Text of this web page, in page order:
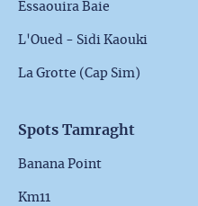
Essaouira Baie
L'Oued - Sidi Kaouki
La Grotte (Cap Sim)
Spots Tamraght
Banana Point
Km11